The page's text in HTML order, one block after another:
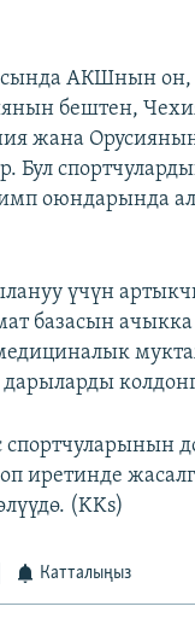
АКШнын
бештен,
жана
Бул
оюндарында
үчүн
базасын
спортчуларынын
иретинде
(KKs)
Катталыңыз